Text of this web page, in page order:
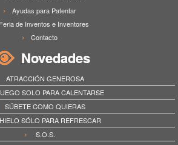
Ayudas para Patentar
Feria de Inventos e Inventores
Contacto
Novedades
ATRACCIÓN GENEROSA
SOLO PARA CALENTARSE
SÚBETE COMO QUIERAS
SÓLO PARA REFRESCAR
S.O.S.